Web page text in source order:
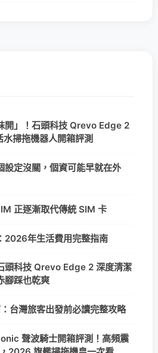
開」！石頭科技 Qrevo Edge 2
掃拖機器人開箱評測
設定沒關，個資可能早就在外
正逐漸取代傳統 SIM 卡
2026年生活費用完整指南
頭科技 Qrevo Edge 2 深度清潔
腳踩也乾爽
台灣旅客出發前必讀完整攻略
聲波騎士開箱評測！高頻震